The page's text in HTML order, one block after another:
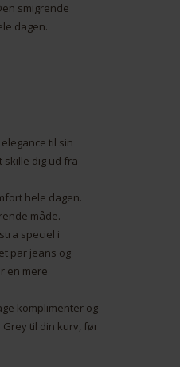
smigrende
dagen.
til sin
skille dig ud fra
hele dagen.
måde.
speciel i
par jeans og
en mere
komplimenter og
Grey til din kurv, før